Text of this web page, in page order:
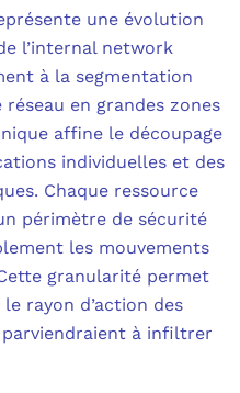
une évolution
l’internal network
à la segmentation
en grandes zones
affine le découpage
individuelles et des
Chaque ressource
périmètre de sécurité
les mouvements
granularité permet
rayon d’action des
à infiltrer